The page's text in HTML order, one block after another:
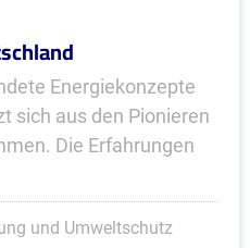
Energiekonzepte
sich aus den Pionieren
Die Erfahrungen
und Umweltschutz